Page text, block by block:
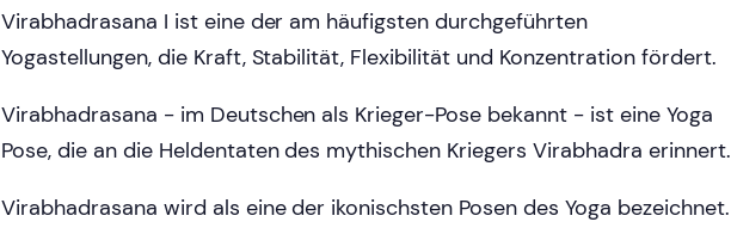
Virabhadrasana I ist eine der am häufigsten durchgeführten
Yogastellungen, die Kraft, Stabilität, Flexibilität und Konzentration fördert.
Virabhadrasana - im Deutschen als Krieger-Pose bekannt - ist eine Yoga
Pose, die an die Heldentaten des mythischen Kriegers Virabhadra erinnert.
Virabhadrasana wird als eine der ikonischsten Posen des Yoga bezeichnet.